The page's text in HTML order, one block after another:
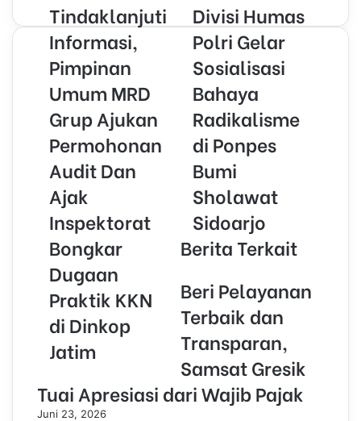
o Tindaklanjuti
Informasi,
Pimpinan
Umum MRD
Grup Ajukan
Permohonan
Audit Dan
Ajak
Inspektorat
Bongkar
Dugaan
Praktik KKN
di Dinkop
Jatim
Divisi Humas
Polri Gelar
Sosialisasi
Bahaya
Radikalisme
di Ponpes
Bumi
Sholawat
Sidoarjo
Berita Terkait
Beri Pelayanan
Terbaik dan
Transparan,
Samsat Gresik
Tuai Apresiasi dari Wajib Pajak
Juni 23, 2026